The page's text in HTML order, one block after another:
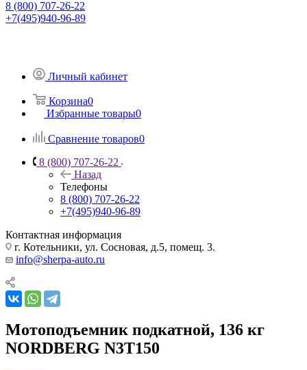
8 (800) 707-26-22
+7(495)940-96-89
Личный кабинет
Корзина0
Избранные товары0
Сравнение товаров0
8 (800) 707-26-22
Назад
Телефоны
8 (800) 707-26-22
+7(495)940-96-89
Контактная информация
г. Котельники, ул. Сосновая, д.5, помещ. 3.
info@sherpa-auto.ru
Мотоподъемник подкатной, 136 кг
NORDBERG N3T150